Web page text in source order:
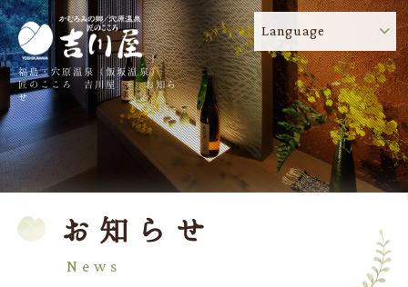
福島・穴原温泉（飯坂温泉）
匠のこころ 吉川屋 - お知ら
せ
Language
お知らせ
News
! 吉川屋のコロナウイルス感染症対策について
TOP 吉川屋について
温泉 客室
料理
館内